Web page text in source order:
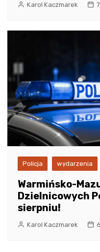
Karol Kaczmarek
Policja wydarzenia
Warmińsko-
Dzielnicowych
sierpniu!
Karol Kaczmarek